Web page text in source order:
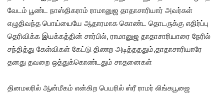
வேடம் பூண்ட நாஸ்திகராம் ராமானுஜ தாதாசாரியார் அவர்கள்
எழுதிவந்த பொய்யையே ஆதாரமாக கொண்ட தொடருக்கு எதிர்ப்பு
தெரிவிக்க இயக்கத்தின் சார்பில், ராமானுஜ தாதாசாரியாரை நேரில்
சந்தித்து கேள்விகள் கேட்டு திணற அடித்தததும்,தாதாசாரியாரே
தனது தவறை ஒத்துக்கொண்டதும் சாதனைகள்
தினமலரில் ஆன்மீகம் என்கிற பெயரில் ஸ்ரீ ராமர் லிங்கபூஜை